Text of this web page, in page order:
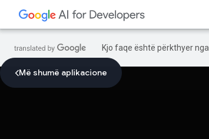
Kjo faqe është përkthyer nga
Më shumë aplikacione